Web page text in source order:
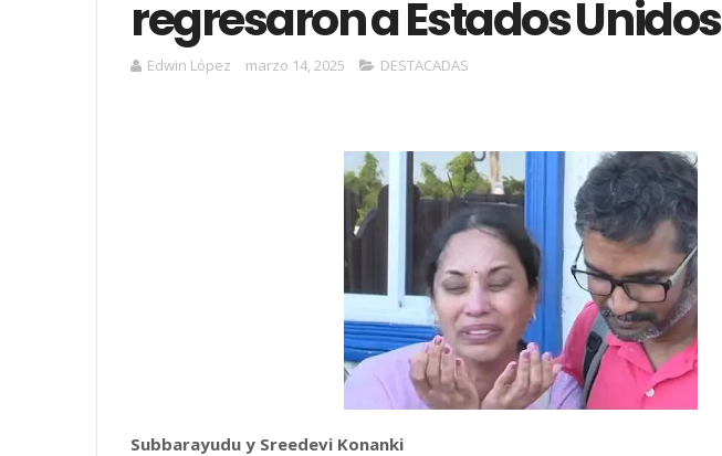
regresaron a Estados Unidos
Edwin López marzo 14, 2025 DESTACADAS
Subbarayudu y Sreedevi Konanki